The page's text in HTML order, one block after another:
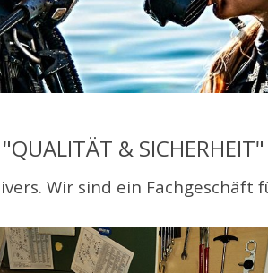
& SICHERHEIT"
Wir sind ein Fachgeschäft